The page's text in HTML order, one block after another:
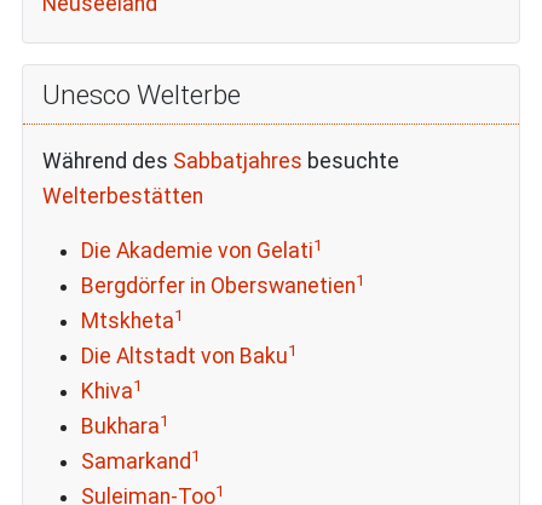
Unesco Welterbe
Während des Sabbatjahres besuchte
Welterbestätten
Die Akademie von Gelati1
Bergdörfer in Oberswanetien1
Mtskheta1
Die Altstadt von Baku1
Khiva1
Bukhara1
Samarkand 1
Suleiman-Too1